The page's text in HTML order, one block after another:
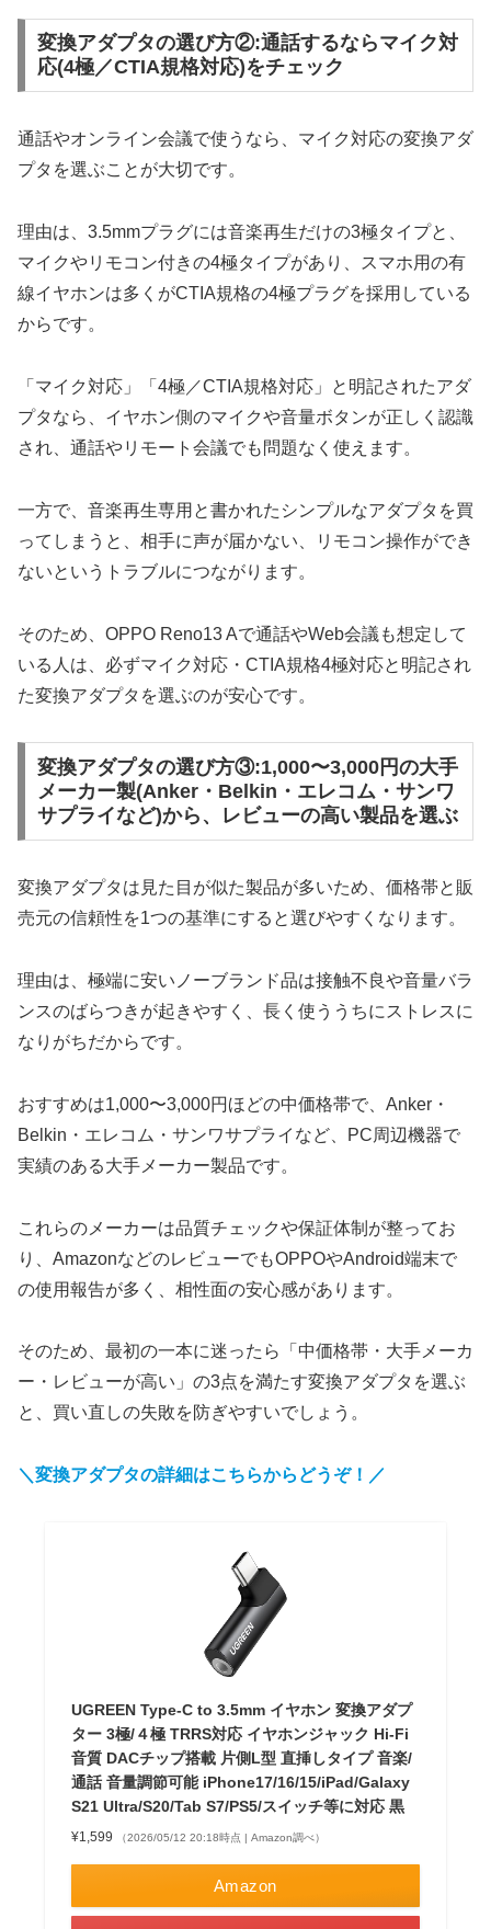
変換アダプタの選び方②:通話するならマイク対
応(4極／CTIA規格対応)をチェック
通話やオンライン会議で使うなら、マイク対応の変換アダ
プタを選ぶことが大切です。
理由は、3.5mmプラグには音楽再生だけの3極タイプと、
マイクやリモコン付きの4極タイプがあり、スマホ用の有
線イヤホンは多くがCTIA規格の4極プラグを採用している
からです。
「マイク対応」「4極／CTIA規格対応」と明記されたアダ
プタなら、イヤホン側のマイクや音量ボタンが正しく認識
され、通話やリモート会議でも問題なく使えます。
一方で、音楽再生専用と書かれたシンプルなアダプタを買
ってしまうと、相手に声が届かない、リモコン操作ができ
ないというトラブルにつながります。
そのため、OPPO Reno13 Aで通話やWeb会議も想定して
いる人は、必ずマイク対応・CTIA規格4極対応と明記され
た変換アダプタを選ぶのが安心です。
変換アダプタの選び方③:1,000〜3,000円の大手
メーカー製(Anker・Belkin・エレコム・サンワ
サプライなど)から、レビューの高い製品を選ぶ
変換アダプタは見た目が似た製品が多いため、価格帯と販
売元の信頼性を1つの基準にすると選びやすくなります。
理由は、極端に安いノーブランド品は接触不良や音量バラ
ンスのばらつきが起きやすく、長く使ううちにストレスに
なりがちだからです。
おすすめは1,000〜3,000円ほどの中価格帯で、Anker・
Belkin・エレコム・サンワサプライなど、PC周辺機器で
実績のある大手メーカー製品です。
これらのメーカーは品質チェックや保証体制が整ってお
り、AmazonなどのレビューでもOPPOやAndroid端末で
の使用報告が多く、相性面の安心感があります。
そのため、最初の一本に迷ったら「中価格帯・大手メーカ
ー・レビューが高い」の3点を満たす変換アダプタを選ぶ
と、買い直しの失敗を防ぎやすいでしょう。
＼変換アダプタの詳細はこちらからどうぞ！／
UGREEN Type-C to 3.5mm イヤホン 変換アダプ
ター 3極/４極 TRRS対応 イヤホンジャック Hi-Fi
音質 DACチップ搭載 片側L型 直挿しタイプ 音楽/
通話 音量調節可能 iPhone17/16/15/iPad/Galaxy
S21 Ultra/S20/Tab S7/PS5/スイッチ等に対応 黒
¥1,599 （2026/05/12 20:18時点 | Amazon調べ）
Amazon